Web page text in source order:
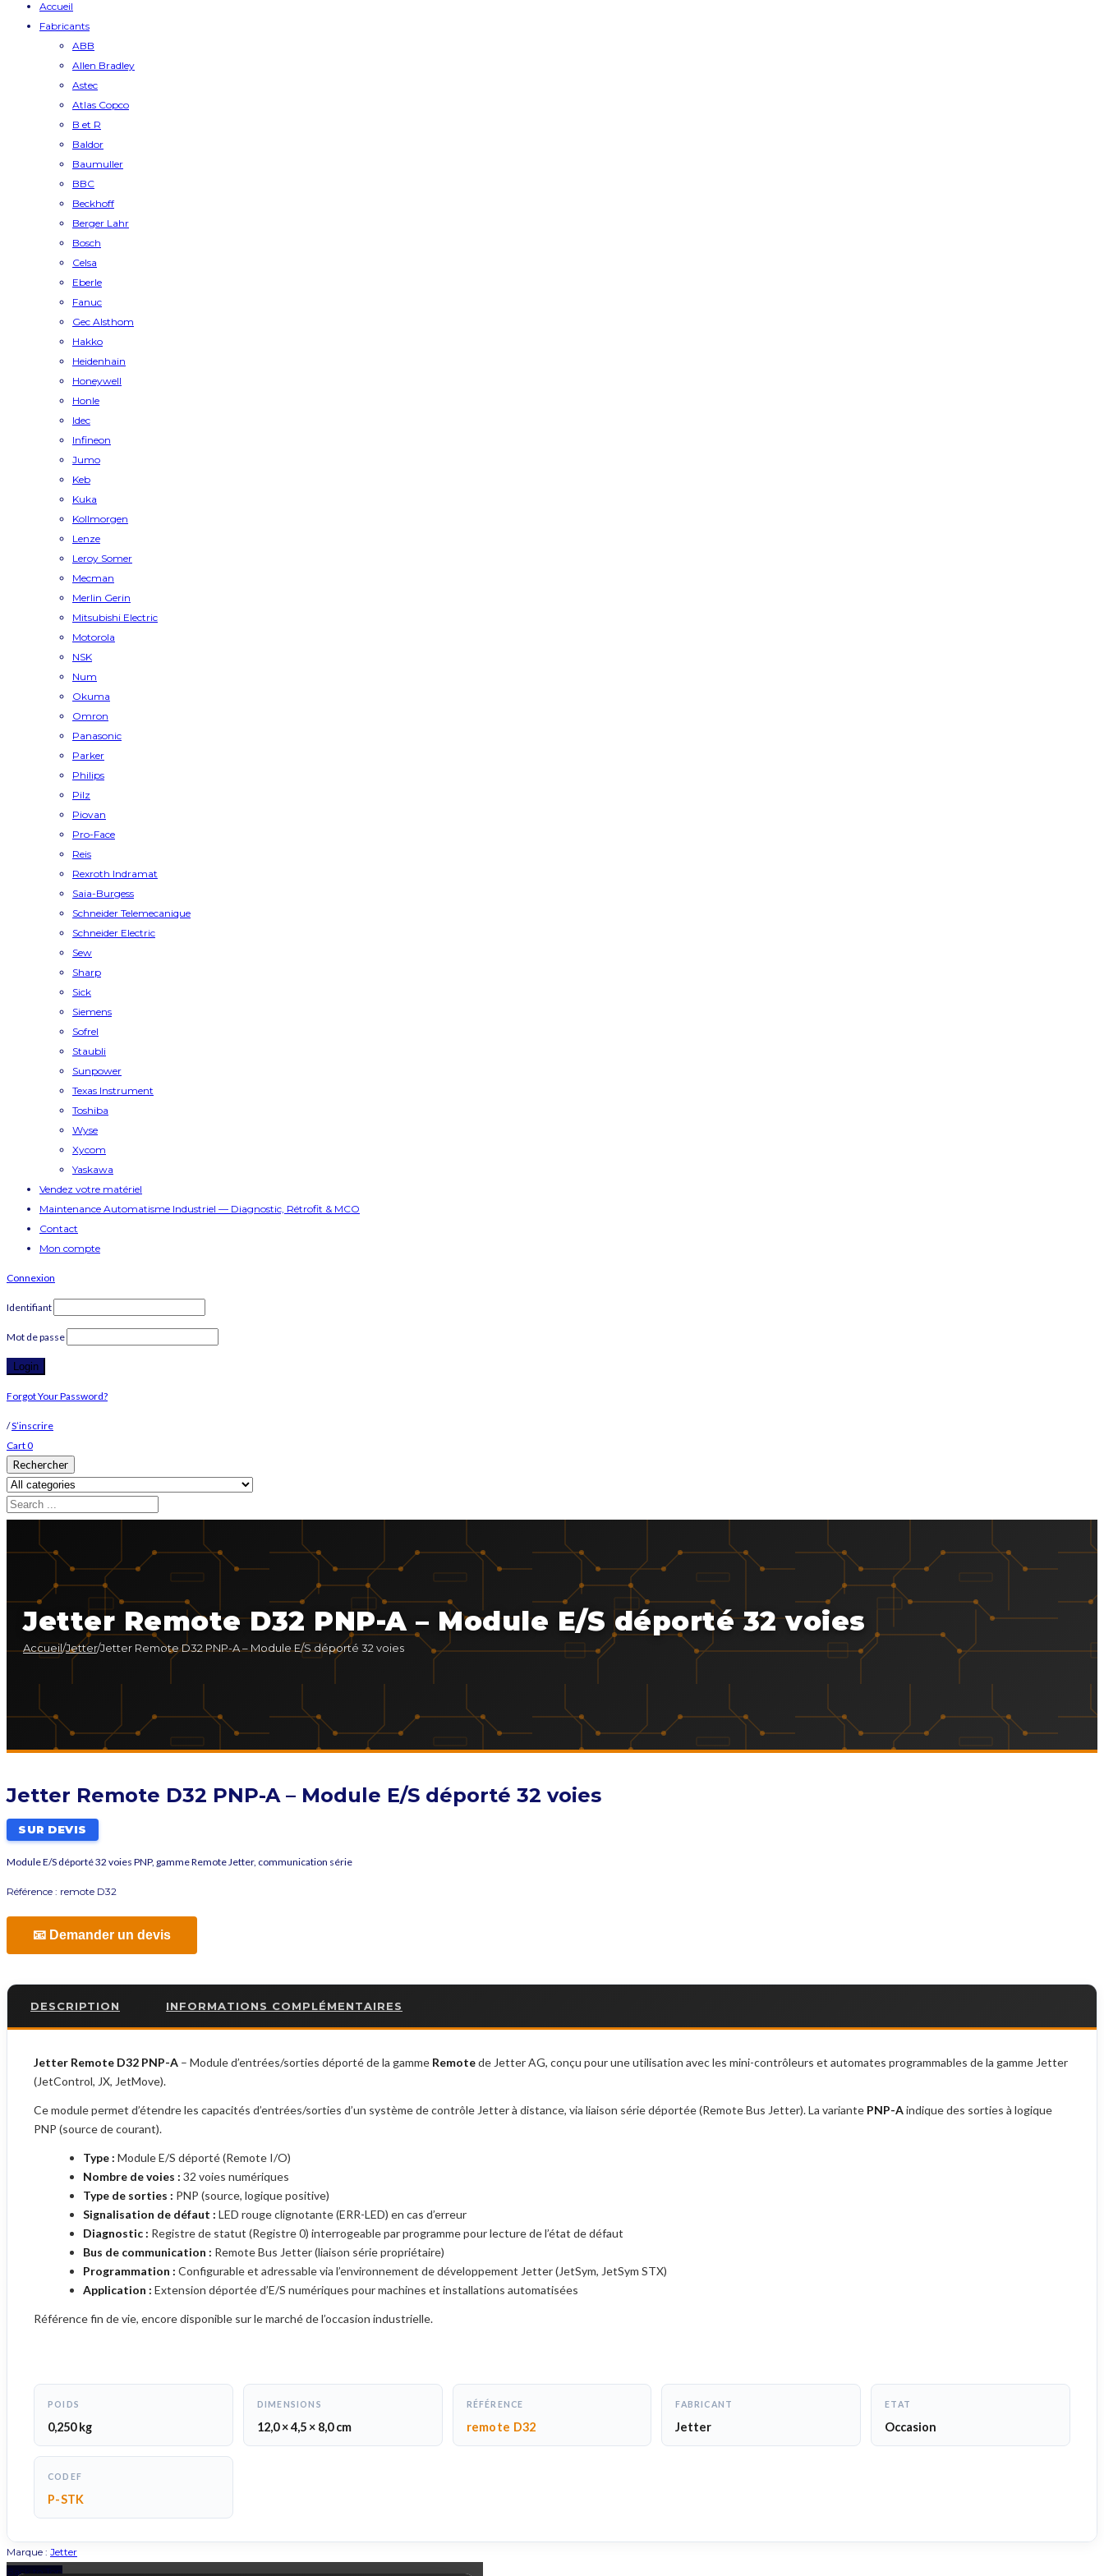
Accueil
Fabricants
ABB
Allen Bradley
Astec
Atlas Copco
B et R
Baldor
Baumuller
BBC
Beckhoff
Berger Lahr
Bosch
Celsa
Eberle
Fanuc
Gec Alsthom
Hakko
Heidenhain
Honeywell
Honle
Idec
Infineon
Jumo
Keb
Kuka
Kollmorgen
Lenze
Leroy Somer
Mecman
Merlin Gerin
Mitsubishi Electric
Motorola
NSK
Num
Okuma
Omron
Panasonic
Parker
Philips
Pilz
Piovan
Pro-Face
Reis
Rexroth Indramat
Saia-Burgess
Schneider Telemecanique
Schneider Electric
Sew
Sharp
Sick
Siemens
Sofrel
Staubli
Sunpower
Texas Instrument
Toshiba
Wyse
Xycom
Yaskawa
Vendez votre matériel
Maintenance Automatisme Industriel — Diagnostic, Rétrofit & MCO
Contact
Mon compte
Connexion
Identifiant
Mot de passe
Forgot Your Password?
/S’inscrire
Cart0
Rechercher
Jetter Remote D32 PNP-A – Module E/S déporté 32 voies
Accueil/Jetter/Jetter Remote D32 PNP-A – Module E/S déporté 32 voies
Jetter Remote D32 PNP-A – Module E/S déporté 32 voies
SUR DEVIS
Module E/S déporté 32 voies PNP, gamme Remote Jetter, communication série
Référence : remote D32
📧 Demander un devis
DESCRIPTION INFORMATIONS COMPLÉMENTAIRES
Jetter Remote D32 PNP-A – Module d’entrées/sorties déporté de la gamme Remotede Jetter AG, conçu pour une utilisation avec les mini-contrôleurs et automates programmables de la gamme Jetter
(JetControl, JX, JetMove).
Ce module permet d’étendre les capacités d’entrées/sorties d’un système de contrôle Jetter à distance, via liaison série déportée (Remote Bus Jetter). La variante PNP-Aindique des sorties à logique
PNP (source de courant).
Type : Module E/S déporté (Remote I/O)
Nombre de voies : 32 voies numériques
Type de sorties : PNP (source, logique positive)
Signalisation de défaut : LED rouge clignotante (ERR-LED) en cas d’erreur
Diagnostic : Registre de statut (Registre 0) interrogeable par programme pour lecture de l’état de défaut
Bus de communication : Remote Bus Jetter (liaison série propriétaire)
Programmation : Configurable et adressable via l’environnement de développement Jetter (JetSym, JetSym STX)
Application : Extension déportée d’E/S numériques pour machines et installations automatisées
Référence fin de vie, encore disponible sur le marché de l’occasion industrielle.
POIDS
0,250 kg
DIMENSIONS
12,0 × 4,5 × 8,0 cm
RÉFÉRENCE
remote D32
FABRICANT
Jetter
ETAT
Occasion
CODEF
P-STK
Marque : Jetter
Back to Top